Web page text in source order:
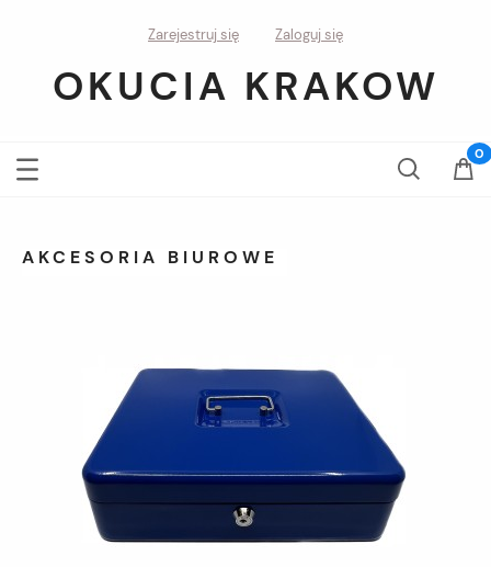
Zarejestruj się Zaloguj się
OKUCIA KRAKOW
AKCESORIA BIUROWE